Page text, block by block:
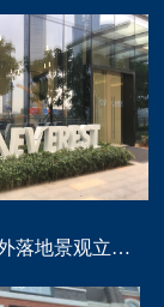
创投园区户外落地景观立体字大型标识制作